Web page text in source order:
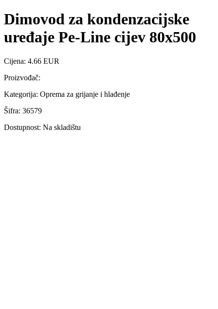
Dimovod za kondenzacijske
uređaje Pe-Line cijev 80x500
Cijena: 4.66 EUR
Proizvođač:
Kategorija: Oprema za grijanje i hlađenje
Šifra: 36579
Dostupnost: Na skladištu